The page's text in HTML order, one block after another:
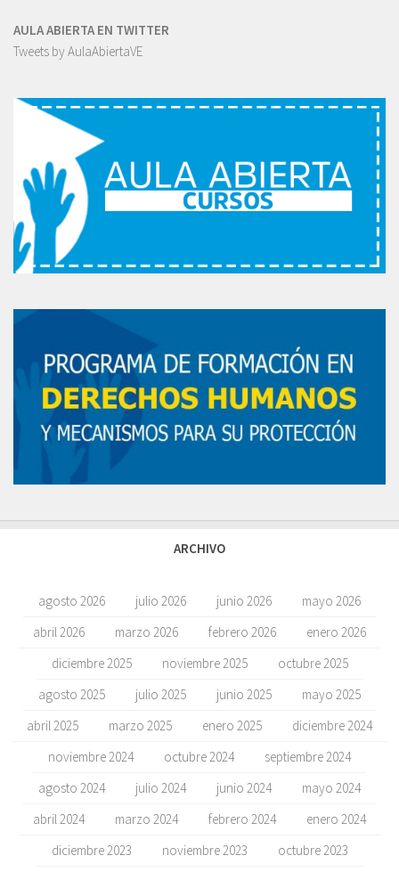
AULA ABIERTA EN TWITTER
Tweets by AulaAbiertaVE
ARCHIVO
agosto 2026 julio 2026 junio 2026
mayo 2026
abril 2026
marzo 2026 febrero 2026
enero 2026
diciembre 2025
noviembre 2025
octubre 2025
agosto 2025
julio 2025 junio 2025
mayo 2025
abril 2025
marzo 2025 enero 2025
diciembre 2024
noviembre 2024
octubre 2024
septiembre 2024
agosto 2024
julio 2024 junio 2024
mayo 2024
abril 2024
marzo 2024 febrero 2024
enero 2024
diciembre 2023
noviembre 2023
octubre 2023